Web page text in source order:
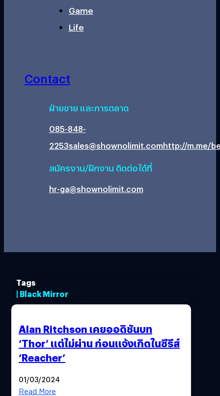
Game
Life
Contact
ฝ่ายขาย และการตลาด
085-848-
2253sales@shownolimit.comhttp://m.me/
สมัครงาน/ฝึกงาน ติดต่อได้ที่
hr-ga@shownolimit.com
Tags
| Black Mirror
Alan Ritchson เคยออดิชันบท
‘Thor’ แต่ไม่ผ่าน ก่อนแจ้งเกิดในซีรีส์
‘Reacher’
01/03/2024
Read More